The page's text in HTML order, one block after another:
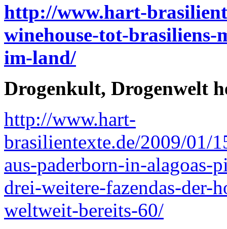
http://www.hart-
winehouse-tot-
im-land/
Drogenkult, Drogenwelt
http://www.hart-
brasilientexte.de/2009/01/
aus-paderborn-in-alagoas-
drei-weitere-fazendas-der-
weltweit-bereits-60/